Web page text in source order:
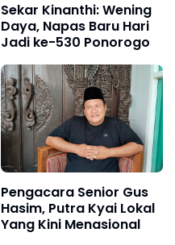
Sekar Kinanthi: Wening
Daya, Napas Baru Hari
Jadi ke-530 Ponorogo
Pengacara Senior Gus
Hasim, Putra Kyai Lokal
Yang Kini Menasional